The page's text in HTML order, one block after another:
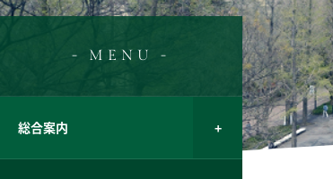
- MENU -
総合案内